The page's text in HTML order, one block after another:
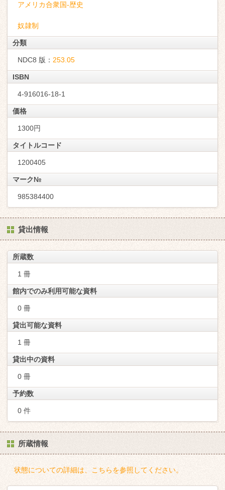
アメリカ合衆国-歴史
奴隷制
分類
NDC8 版： 253.05
ISBN
4-916016-18-1
価格
1300円
タイトルコード
1200405
マーク№
985384400
貸出情報
所蔵数
1 冊
館内でのみ利用可能な資料
0 冊
貸出可能な資料
1 冊
貸出中の資料
0 冊
予約数
0 件
所蔵情報
状態についての詳細は、こちらを参照してください。